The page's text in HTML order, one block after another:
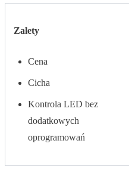
Zalety
Cena
Cicha
Kontrola LED bez
dodatkowych
oprogramowań